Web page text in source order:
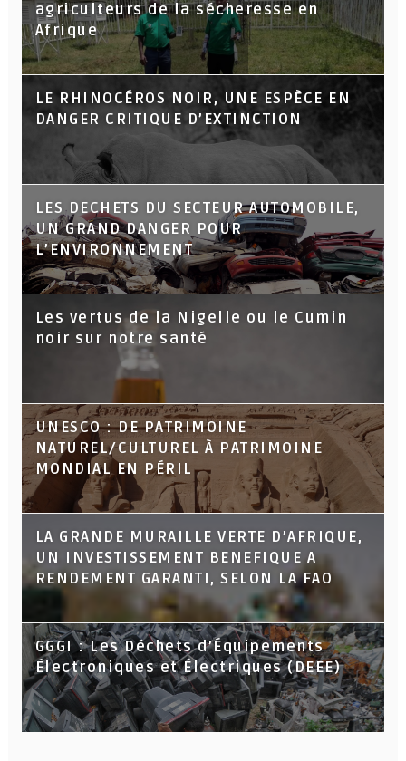
agriculteurs de la sécheresse en
Afrique
LE RHINOCÉROS NOIR, UNE ESPÈCE EN
DANGER CRITIQUE D’EXTINCTION
LES DECHETS DU SECTEUR AUTOMOBILE,
UN GRAND DANGER POUR
L’ENVIRONNEMENT
Les vertus de la Nigelle ou le Cumin
noir sur notre santé
UNESCO : DE PATRIMOINE
NATUREL/CULTUREL À PATRIMOINE
MONDIAL EN PÉRIL
LA GRANDE MURAILLE VERTE D’AFRIQUE,
UN INVESTISSEMENT BENEFIQUE A
RENDEMENT GARANTI, SELON LA FAO
GGGI : Les Déchets d’Équipements
Électroniques et Électriques (DEEE)